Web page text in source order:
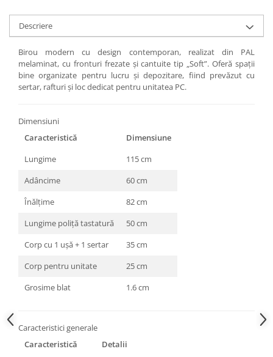
Descriere
Birou modern cu design contemporan, realizat din PAL
melaminat, cu fronturi frezate și cantuite tip „Soft”. Oferă spații
bine organizate pentru lucru și depozitare, fiind prevăzut cu
sertar, rafturi și loc dedicat pentru unitatea PC.
Dimensiuni
Caracteristică
Dimensiune
Lungime
115 cm
Adâncime
60 cm
Înălțime
82 cm
Lungime poliță tastatură
50 cm
Corp cu 1 ușă + 1 sertar
35 cm
Corp pentru unitate
25 cm
Grosime blat
1.6 cm
Caracteristici generale
Caracteristică
Detalii